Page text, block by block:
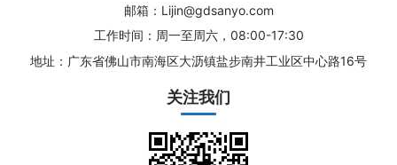
邮箱：Lijin@gdsanyo.com
工作时间：周一至周六，08:00-17:30
地址：广东省佛山市南海区大沥镇盐步南井工业区中心路16号
关注我们